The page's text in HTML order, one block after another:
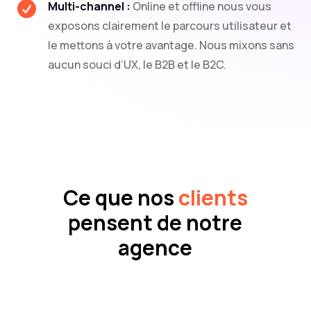
 Multi-channel : Online et offline nous vous
exposons clairement le parcours utilisateur et
le mettons à votre avantage. Nous mixons sans
aucun souci d’UX, le B2B et le B2C.
Ce que nosclients
pensent de notre
agence